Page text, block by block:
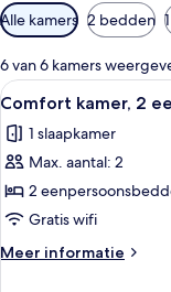
Beschikbare
filters
voor
kamers
Alle kamers 2 bedden
6 van 6 kamers
Alle
foto's
voor
Comfort
kamer,
2
laden
5
Comfort kamer, 2
1 slaapkamer
Max. aantal: 2
2
Gratis wifi
Meer informatie
Meer